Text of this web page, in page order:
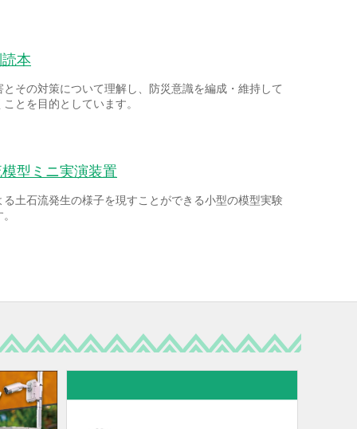
本
とその対策について理解し、防災意識を編成・維持して
とを目的としています。
型ミニ実演装置
る土石流発生の様子を現すことができる小型の模型実験